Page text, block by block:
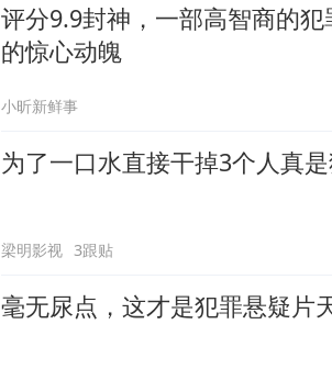
评分9.9封神，一部高智商的
的惊心动魄
小昕新鲜事
为了一口水直接干掉3个人真
梁明影视 3跟贴
毫无尿点，这才是犯罪悬疑片